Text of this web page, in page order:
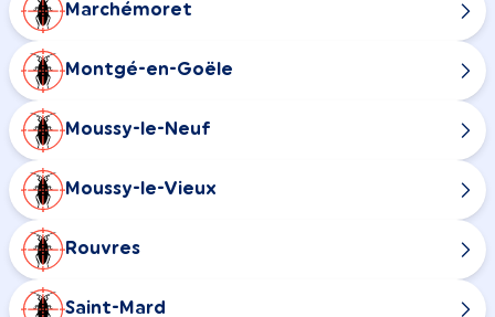
Marchémoret
Montgé-en-Goële
Moussy-le-Neuf
Moussy-le-Vieux
Rouvres
Saint-Mard